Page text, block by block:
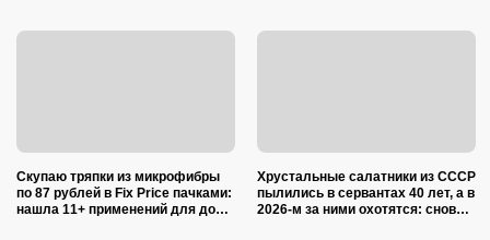
Скупаю тряпки из микрофибры
по 87 рублей в Fix Price пачками:
нашла 11+ применений для дома
Хрустальные салатники из СССР
пылились в сервантах 40 лет, а в
2026-м за ними охотятся: снова в